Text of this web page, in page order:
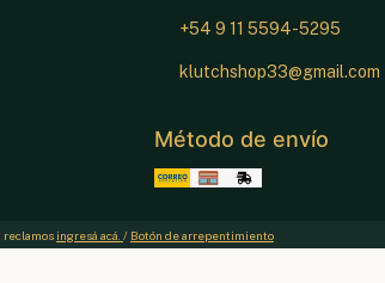
+54 9 11 5594-5295
klutchshop33@gmail.com
Método de envío
reclamos ingresá acá. / Botón de arrepentimiento